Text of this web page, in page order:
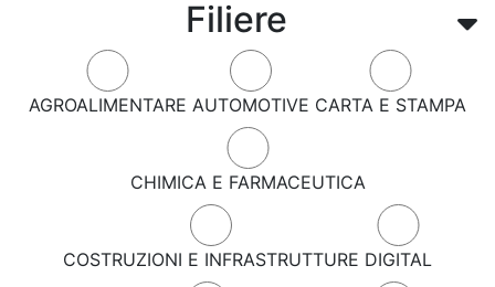
Filiere
AGROALIMENTARE AUTOMOTIVE CARTA E STAMPA
CHIMICA E FARMACEUTICA
COSTRUZIONI E INFRASTRUTTURE DIGITAL